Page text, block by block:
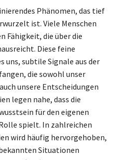
Phänomen, das tief
ist. Viele Menschen
Fähigkeit, die über die
Diese feine
uns, subtile Signale aus der
die sowohl unser
unsere Entscheidungen
legen nahe, dass die
für den eigenen
spielt. In zahlreichen
wird häufig hervorgehoben,
Situationen